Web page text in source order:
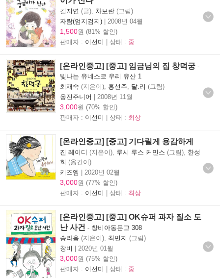
길지연 (글), 차보란 (그림)
자람(엄지검지) | 2008년 04월
1,500원 (81% 할인)
판매자 : 이선미 | 상태 : 중
[온라인중고] [중고] 임금님의 집 창덕궁 -
빛나는 유네스코 우리 유산 1
최재숙 (지은이), 홍선주 달.리 (그림)
웅진주니어 | 2008년 11월
3,000원 (70% 할인)
판매자 : 이선미 | 상태 : 최상
[온라인중고] [중고] 기다릴게 용감하게
진 레이디 (지은이), 루시 루스 커민스 (그림), 한성
희 (옮긴이)
키즈엠 | 2020년 02월
3,000원 (77% 할인)
판매자 : 이선미 | 상태 : 최상
[온라인중고] [중고] OK슈퍼 과자 질소 도
난 사건 - 창비아동문고 308
송라음 (지은이), 최민지 (그림)
창비 | 2020년 01월
3,000원 (75% 할인)
판매자 : 이선미 | 상태 : 중